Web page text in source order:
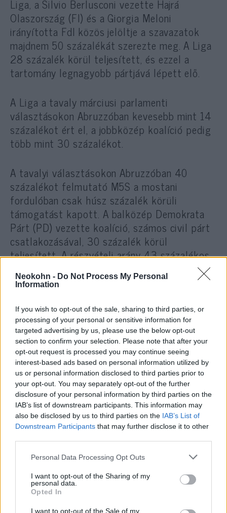
Neokohn - Do Not Process My Personal
Information
If you wish to opt-out of the sale, sharing to third parties, or
processing of your personal or sensitive information for
targeted advertising by us, please use the below opt-out
section to confirm your selection. Please note that after your
opt-out request is processed you may continue seeing
interest-based ads based on personal information utilized by
us or personal information disclosed to third parties prior to
your opt-out. You may separately opt-out of the further
disclosure of your personal information by third parties on the
IAB’s list of downstream participants. This information may
also be disclosed by us to third parties on the IAB’s List of
Downstream Participants that may further disclose it to other
Please note that this website/app uses one or more Google
not limited to your visit or usage behaviour. You may click to
grant or deny consent to Google and its third-party tags to
use your data for below specified purposes in below Google
consent section.
Personal Data Processing Opt Outs
I want to opt-out of the Sharing of my
personal data.
Opted In
I want to opt-out of the Sale of my
Liga, a Silvio Berlusconi vezette Hajrá
Olaszország (FI) és a Giorgia Meloni
irányította FdI közös jelöltje a szavazatok
majdnem 50 százalékát szerezte meg. A Liga
28 százalék körül teljesített, és ezzel a
tartomány legnagyobb pártjává lépett elő.
A Liga a tavaly márciusi parlamenti
választásokon Abruzzóban kevesebb mint 14
százalékot ért el, a jobbközép koalíció pedig
több mint 30 százalékot.
A tavalyi választásokon Abruzzóban 40
százalékot felmutató M5S a mostani
fordulóban csak húsz százalék körüli
támogatást kapott. A balközép Demokrata
Párt (PD) vezette koalíció, számos civil párt
csatlakozásával, 30 százalék körül
teljesített. A részvételi arány 43 százalékos
volt.
teszttel ért fel. Ez volt az első
megmérettetés a Liga és az M5S számára a
közös kormány tavaly júniusi megalakulása
óta. Elemzések szerint a Liga vezette
jobbközép erejét az M5S-től átpártolt
szavazók növelték.
Az eredmény megerősítette az eddigi
felméréseket, miszerint a kormány kizárólag a
Ligának tett jót, és zuhanásnak indította az
M5S népszerűségét. Az országos
felmérésekben a Liga a tavaly márciusi 17,4
százalékról 33 fölé erősödött, az M5S több
mint 32-ről 25 százalékra esett vissza. Két
hét múlva Szardíniában tartanak tartományi